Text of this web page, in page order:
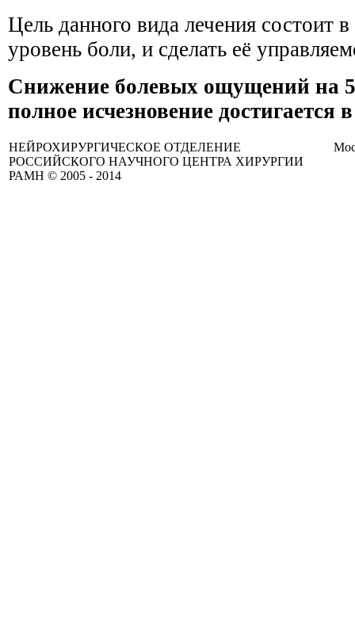
Цель данного вида лечения состоит
уровень боли, и сделать её
Снижение болевых ощущений на
полное исчезновение достигается
НЕЙРОХИРУРГИЧЕСКОЕ ОТДЕЛЕНИЕ
РОССИЙСКОГО НАУЧНОГО ЦЕНТРА ХИРУРГИИ
РАМН © 2005 - 2014